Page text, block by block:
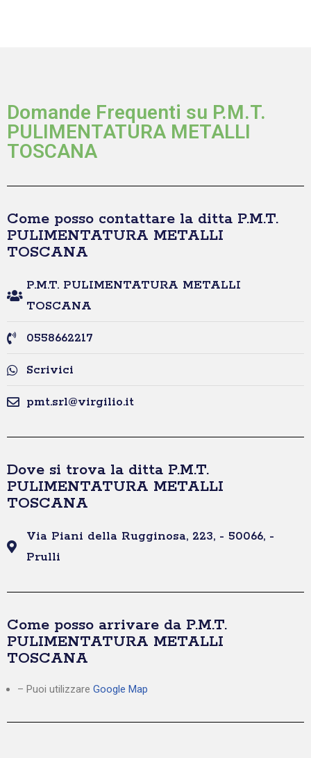
Domande Frequenti su P.M.T.
PULIMENTATURA METALLI
TOSCANA
Come posso contattare la ditta P.M.T.
PULIMENTATURA METALLI
TOSCANA
P.M.T. PULIMENTATURA METALLI
TOSCANA
0558662217
Scrivici
pmt.srl@virgilio.it
Dove si trova la ditta P.M.T.
PULIMENTATURA METALLI
TOSCANA
Via Piani della Rugginosa, 223, - 50066, -
Prulli
Come posso arrivare da P.M.T.
PULIMENTATURA METALLI
TOSCANA
– Puoi utilizzare Google Map